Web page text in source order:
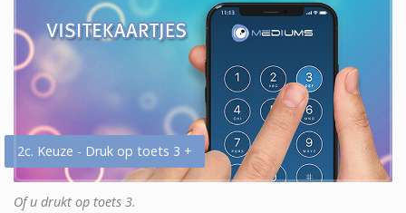
2c. Keuze - Druk op toets 3 +
Of u drukt op toets 3.